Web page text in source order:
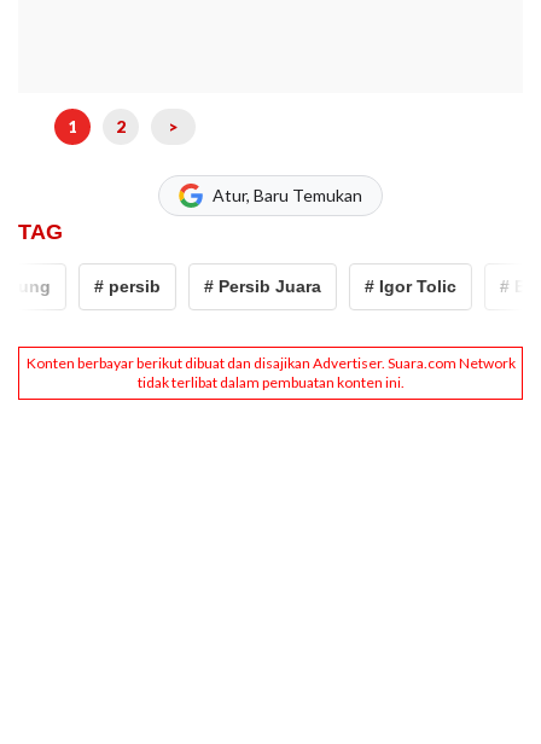
1 2 >
Atur, Baru Temukan
TAG
# persib # Persib Juara # Igor Tolic # Bojan